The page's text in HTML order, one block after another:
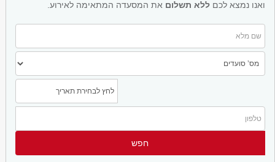
ואנו נמצא לכם ללא תשלום את המסעדה המתאימה לאירוע.